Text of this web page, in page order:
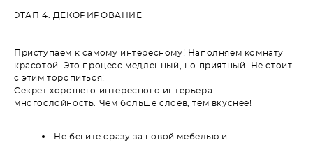
ЭТАП 4. ДЕКОРИРОВАНИЕ
Приступаем к самому интересному! Наполняем комнату
красотой. Это процесс медленный, но приятный. Не стоит
с этим торопиться!
Секрет хорошего интересного интерьера –
многослойность. Чем больше слоев, тем вкуснее!
Не бегите сразу за новой мебелью и